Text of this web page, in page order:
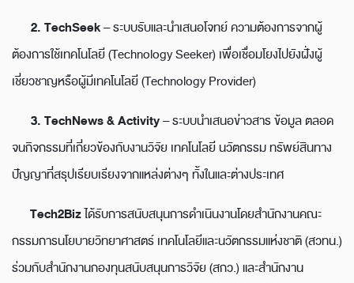
2. TechSeek– ระบบรับและนำเสนอโจทย์ ความต้องการจากผู้
ต้องการใช้เทคโนโลยี (Technology Seeker) เพื่อเชื่อมโยงไปยังฝั่งผู้
เชี่ยวชาญหรือผู้มีเทคโนโลยี (Technology Provider)
3. TechNews & Activity– ระบบนำเสนอข่าวสาร ข้อมูล ตลอด
จนกิจกรรมที่เกี่ยวข้องกับงานวิจัย เทคโนโลยี นวัตกรรม ทรัพย์สินทาง
ปัญญาที่สรุปเรียบเรียงจากแหล่งต่างๆ ทั้งในและต่างประเทศ
Tech2Bizได้รับการสนับสนุนการดำเนินงานโดยสำนักงานคณะ
กรรมการนโยบายวิทยาศาสตร์ เทคโนโลยีและนวัตกรรมแห่งชาติ (สวทน.)
ร่วมกับสำนักงานกองทุนสนับสนุนการวิจัย (สกว.) และสำนักงาน